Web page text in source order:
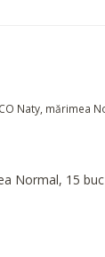
Normal, 15 buc